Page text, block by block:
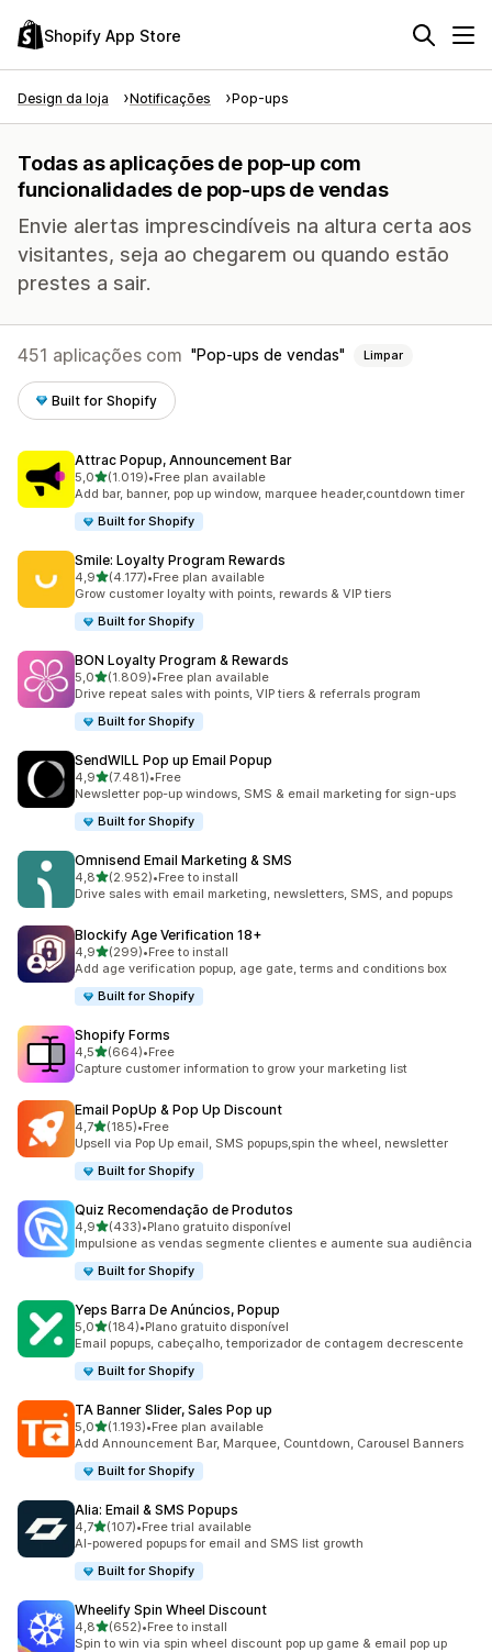
Shopify App Store
Design da loja Notificações Pop-ups
Todas as aplicações de pop-up com
funcionalidades de pop-ups de vendas
Envie alertas imprescindíveis na altura certa aos
visitantes, seja ao chegarem ou quando estão
prestes a sair.
451 aplicações com Pop-ups de vendas Limpar
Built for Shopify
Attrac Popup, Announcement Bar
5,0de 5 estrelas
(1.019)
1019 total de avaliações
•Free plan available
Add bar, banner, pop up window, marquee header,countdown timer
Built for Shopify
Smile: Loyalty Program Rewards
4,9de 5 estrelas
(4.177)
4177 total de avaliações
•Free plan available
Grow customer loyalty with points, rewards & VIP tiers
Built for Shopify
BON Loyalty Program & Rewards
5,0de 5 estrelas
(1.809)
1809 total de avaliações
•Free plan available
Drive repeat sales with points, VIP tiers & referrals program
Built for Shopify
SendWILL Pop up Email Popup
4,9de 5 estrelas
(7.481)
7481 total de avaliações
•Free
Newsletter pop-up windows, SMS & email marketing for sign-ups
Built for Shopify
Omnisend Email Marketing & SMS
4,8de 5 estrelas
(2.952)
2952 total de avaliações
•Free to install
Drive sales with email marketing, newsletters, SMS, and popups
Blockify Age Verification 18+
4,9de 5 estrelas
(299)
299 total de avaliações
•Free to install
Add age verification popup, age gate, terms and conditions box
Built for Shopify
Shopify Forms
4,5de 5 estrelas
(664)
664 total de avaliações
•Free
Capture customer information to grow your marketing list
Email PopUp & Pop Up Discount
4,7de 5 estrelas
(185)
185 total de avaliações
•Free
Upsell via Pop Up email, SMS popups,spin the wheel, newsletter
Built for Shopify
Quiz Recomendação de Produtos
4,9de 5 estrelas
(433)
433 total de avaliações
•Plano gratuito disponível
Impulsione as vendas segmente clientes e aumente sua audiência
Built for Shopify
Yeps Barra De Anúncios, Popup
5,0de 5 estrelas
(184)
184 total de avaliações
•Plano gratuito disponível
Email popups, cabeçalho, temporizador de contagem decrescente
Built for Shopify
TA Banner Slider, Sales Pop up
5,0de 5 estrelas
(1.193)
1193 total de avaliações
•Free plan available
Add Announcement Bar, Marquee, Countdown, Carousel Banners
Built for Shopify
Alia: Email & SMS Popups
4,7de 5 estrelas
(107)
107 total de avaliações
•Free trial available
AI-powered popups for email and SMS list growth
Built for Shopify
Wheelify Spin Wheel Discount
4,8de 5 estrelas
(652)
652 total de avaliações
•Free to install
Spin to win via spin wheel discount pop up game & email pop up